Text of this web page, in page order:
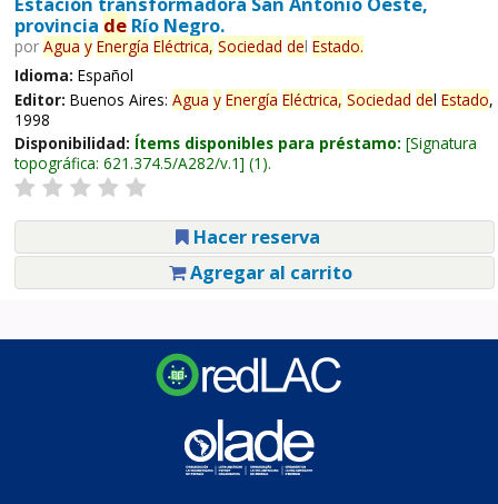
provincia deRío Negro.
por Agua y Energía Eléctrica, Sociedad del Estado.
Idioma: Español
Editor: Buenos Aires: Agua y Energía Eléctrica, Sociedad del Estado,
1998
Disponibilidad: Ítems disponibles para préstamo: Signatura
topográfica: 621.374.5/A282/v.1 (1).
Hacer reserva
Agregar al carrito